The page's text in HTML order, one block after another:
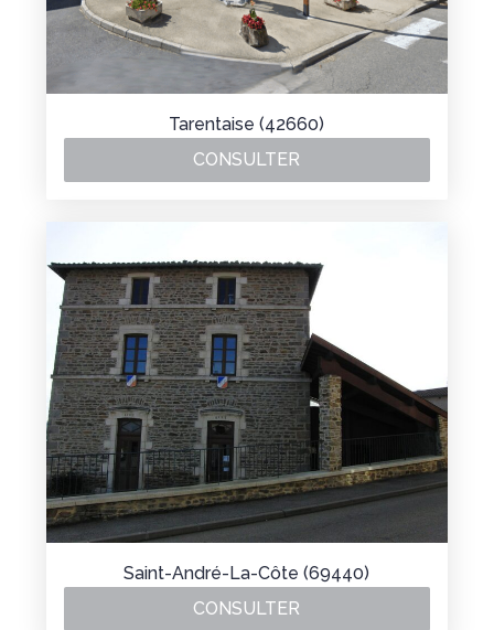
Tarentaise (42660)
CONSULTER
Saint-André-La-Côte (69440)
CONSULTER